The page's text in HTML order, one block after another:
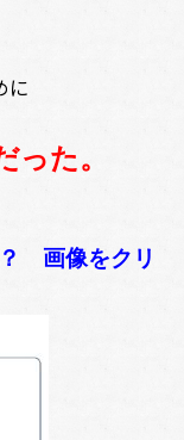
に
った。
画像をクリ